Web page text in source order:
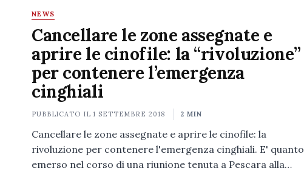
NEWS
Cancellare le zone assegnate e
aprire le cinofile: la “rivoluzione”
per contenere l’emergenza
cinghiali
PUBBLICATO IL1 SETTEMBRE 2018 2 MIN
Cancellare le zone assegnate e aprire le cinofile: la
rivoluzione per contenere l'emergenza cinghiali. E' quanto
emerso nel corso di una riunione tenuta a Pescara alla…